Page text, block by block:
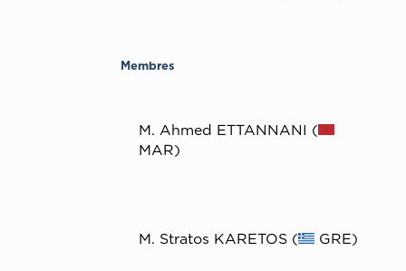
Membres
M. Ahmed ETTANNANI (
MAR)
M. Stratos KARETOS ( GRE)